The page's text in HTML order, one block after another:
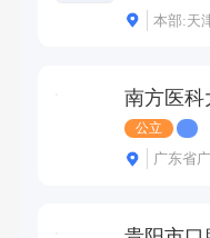
南方医科
公立
广东省